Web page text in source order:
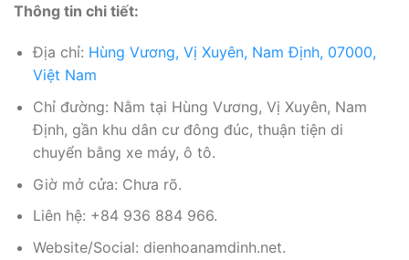
Thông tin chi tiết:
Địa chỉ: Hùng Vương, Vị Xuyên, Nam Định, 07000,
Việt Nam
Chỉ đường: Nằm tại Hùng Vương, Vị Xuyên, Nam
Định, gần khu dân cư đông đúc, thuận tiện di
chuyển bằng xe máy, ô tô.
Giờ mở cửa: Chưa rõ.
Liên hệ: +84 936 884 966.
Website/Social: dienhoanamdinh.net.